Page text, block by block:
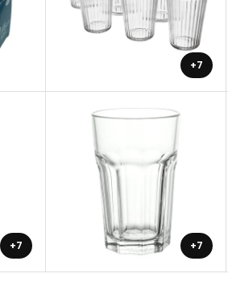
+7
+7 +7